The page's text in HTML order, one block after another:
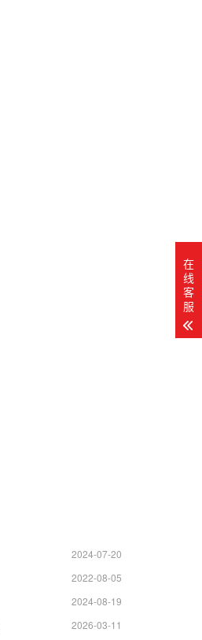
2024-07-20
2022-08-05
2024-08-19
2026-03-11
在
线
客
服